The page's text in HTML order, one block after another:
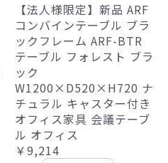
【法人様限定】新品 ARF
コンバインテーブル ブラ
ックフレーム ARF-BTR
テーブル フォレスト ブラ
ック
W1200×D520×H720 ナ
チュラル キャスター付き
オフィス家具 会議テーブ
ル オフィス
￥9,214